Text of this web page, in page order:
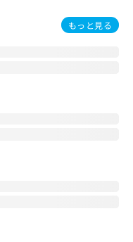
もっと見る